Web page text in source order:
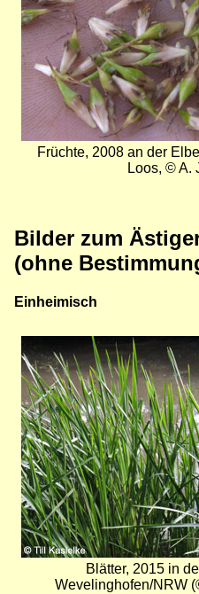
Früchte, 2008 an der
Loos, © A.
Bilder zum
(ohne
Einheimisch
Blätter, 2015 in
Wevelinghofen/NRW